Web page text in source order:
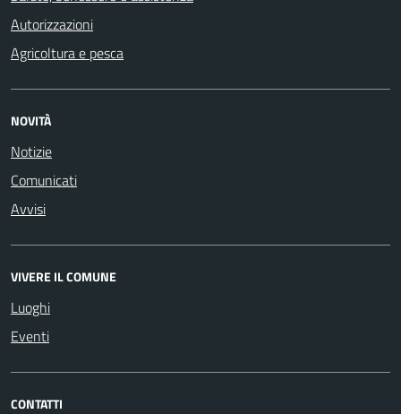
Autorizzazioni
Agricoltura e pesca
NOVITÀ
Notizie
Comunicati
Avvisi
VIVERE IL COMUNE
Luoghi
Eventi
CONTATTI